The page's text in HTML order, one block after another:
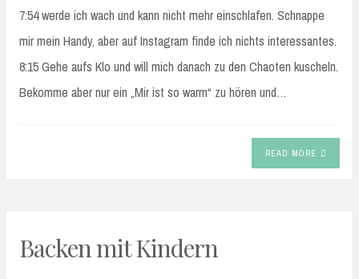
7:54 werde ich wach und kann nicht mehr einschlafen. Schnappe
mir mein Handy, aber auf Instagram finde ich nichts interessantes.
8:15 Gehe aufs Klo und will mich danach zu den Chaoten kuscheln.
Bekomme aber nur ein „Mir ist so warm“ zu hören und…
READ MORE
Backen mit Kindern